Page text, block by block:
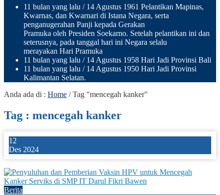
11 bulan yang lalu / 14 Agustus 1961 Pelantikan Mapinas,
Kwarnas, dan Kwarnari di Istana Negara, serta
penganugerahan Panji kepada Gerakan
Pramuka oleh Presiden Soekarno. Setelah pelantikan ini dan
seterusnya, pada tanggal hari ini Negara selalu
merayakan Hari Pramuka
11 bulan yang lalu / 14 Agustus 1958 Hari Jadi Provinsi Bali
11 bulan yang lalu / 14 Agustus 1950 Hari Jadi Provinsi
Kalimantan Selatan.
Anda ada di : Home /Tag "mencegah kanker"
Tag : mencegah kanker
12
Des 2024
Berita